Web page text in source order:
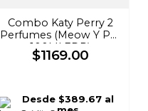
Combo Katy Perry 2
Perfumes (Meow Y Pur
100Ml EDP)
$1169.00
Desde$389.67 al